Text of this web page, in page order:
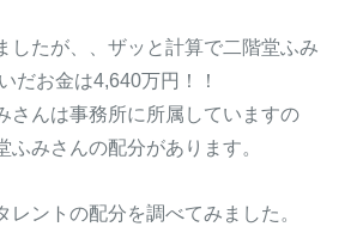
したが、、ザッと計算で二階堂ふみ
だお金は4,640万円！！
さんは事務所に所属していますの
ふみさんの配分があります。
レントの配分を調べてみました。